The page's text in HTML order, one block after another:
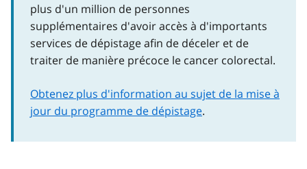
plus d'un million de personnes
supplémentaires d'avoir accès à d'importants
services de dépistage afin de déceler et de
traiter de manière précoce le cancer colorectal.
Obtenez plus d'information au sujet de la mise à
jour du programme de dépistage.